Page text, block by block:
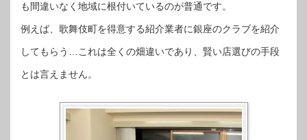
も間違いなく地域に根付いているのが普通です。
例えば、歌舞伎町を得意する紹介業者に銀座のクラブを紹介
してもらう…これは全くの畑違いであり、賢い店選びの手段
とは言えません。